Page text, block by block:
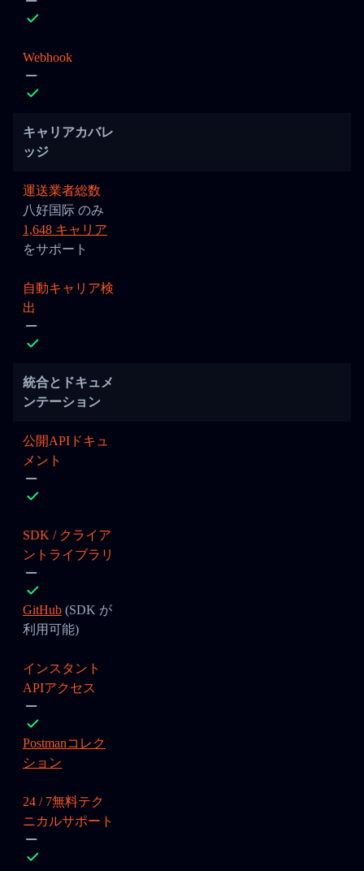
Webhook
キャリアカバレ
ッジ
運送業者総数
八好国际 のみ
1,648 キャリア
をサポート
自動キャリア検
出
統合とドキュメ
ンテーション
公開APIドキュ
メント
SDK / クライア
ントライブラリ
GitHub (SDK が
利用可能)
インスタント
APIアクセス
Postmanコレク
ション
24 / 7無料テク
ニカルサポート